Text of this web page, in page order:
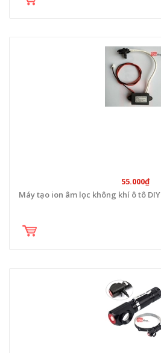
55.000₫
Máy tạo ion âm lọc không khí ô tô DIY